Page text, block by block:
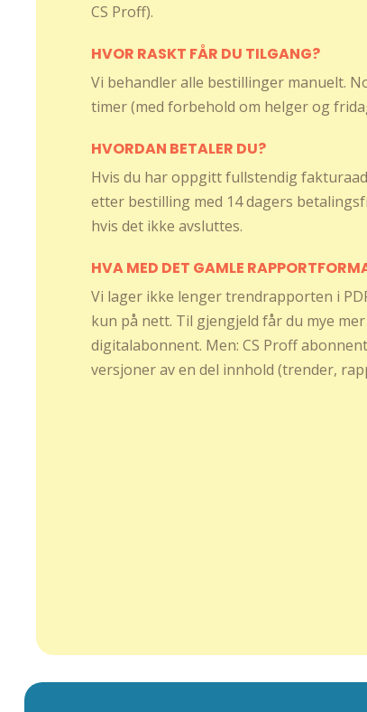
CS Proff).
HVOR RASKT FÅR DU TILGANG?
Vi behandler alle bestillinger manuelt.
timer (med forbehold om helger og
HVORDAN BETALER DU?
Hvis du har oppgitt fullstendig
etter bestilling med 14 dagers
hvis det ikke avsluttes.
HVA MED DET GAMLE
Vi lager ikke lenger trendrapporten i
kun på nett. Til gjengjeld får du mye
digitalabonnent. Men: CS Proff
versjoner av en del innhold (trender,